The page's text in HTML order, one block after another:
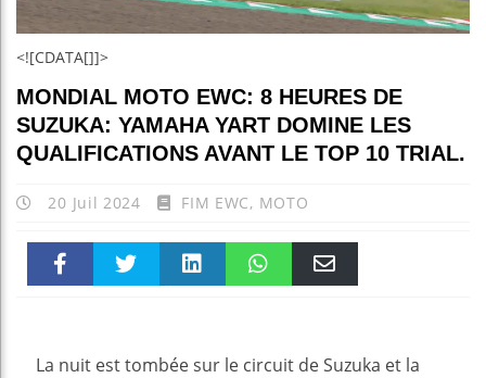
<![CDATA[]]>
MONDIAL MOTO EWC: 8 HEURES DE
SUZUKA: YAMAHA YART DOMINE LES
QUALIFICATIONS AVANT LE TOP 10 TRIAL.
20 Juil 2024 FIM EWC, MOTO
pt
La nuit est tombée sur le circuit de Suzuka et la